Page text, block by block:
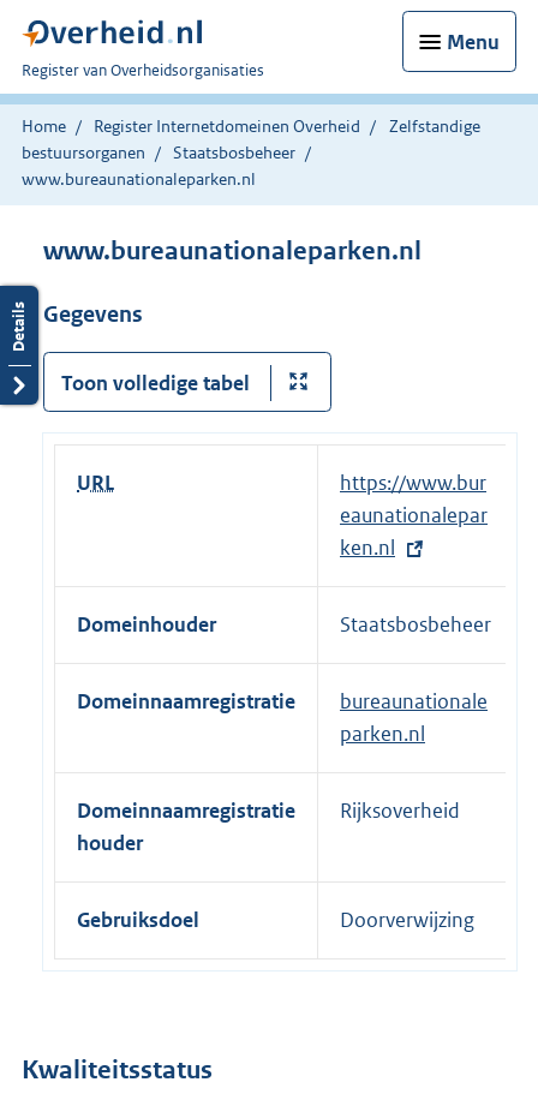
Menu
U
bent
nu
hier:
Register van Overheidsorganisaties
Home Register Internetdomeinen Overheid
Zelfstandige
bestuursorganen
Staatsbosbeheer
www.bureaunationaleparken.nl
www.bureaunationaleparken.nl
Gegevens
Toon volledige tabel
URL
E
x
t
e
r
l
i
n
k
https://www.bur
eaunationalepar
ken.nl
Domeinhouder Staatsbosbeheer
Domeinnaamregistratie
bureaunationale
parken.nl
Domeinnaamregistratie
houder
Rijksoverheid
Gebruiksdoel Doorverwijzing
Kwaliteitsstatus